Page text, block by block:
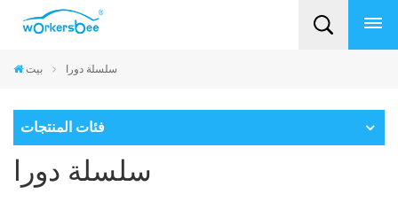
بيت سلسلة دورا
فئات المنتجات
سلسلة دورا